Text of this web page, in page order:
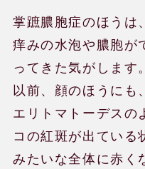
掌蹠膿胞症のほうは
痒みの水泡や膿胞が
ってきた気がします。
以前、顔のほうにも
エリトマトーデスの
コの紅斑が出ている
みたいな全体に赤く